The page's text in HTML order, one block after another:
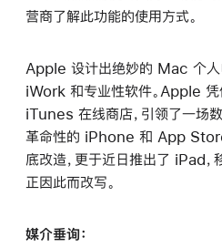
营商了解此功能的使用方式。
Apple 设计出绝妙的 Mac 个人
iWork 和专业性软件。Apple
iTunes 在线商店，引领了一场
革命性的 iPhone 和 App
底改造，更于近日推出了 iPad
正因此而改写。
媒介垂询：